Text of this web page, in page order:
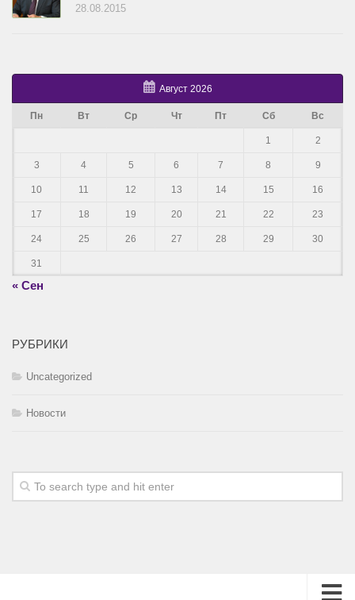
28.08.2015
Август 2026
Пн Вт Ср Чт Пт Сб Вс
1 2
3 4 5 6 7 8 9
10 11 12 13 14 15 16
17 18 19 20 21 22 23
24 25 26 27 28 29 30
31
« Сен
РУБРИКИ
Uncategorized
Новости